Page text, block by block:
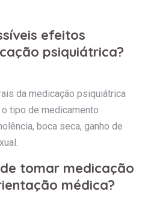
efeitos
psiquiátrica?
da medicação psiquiátrica
tipo de medicamento
boca seca, ganho de
tomar medicação
médica?